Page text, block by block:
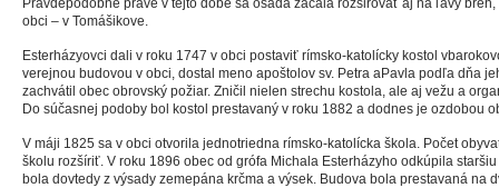
Pravdepodobne práve v tejto dobe sa osada začala rozširovať aj na ľavý
obci – v Tomášikove.
Esterházyovci dali v roku 1747 v obci postaviť rímsko-katolícky kostol
verejnou budovou v obci, dostal meno apoštolov sv. Petra aPavla podľa dňa
zachvátil obec obrovský požiar. Zničil nielen strechu kostola, ale aj vežu a
Do súčasnej podoby bol kostol prestavaný v roku 1882 a dodnes je ozdobou
V máji 1825 sa v obci otvorila jednotriedna rímsko-katolícka škola. Počet
školu rozšíriť. V roku 1896 obec od grófa Michala Esterházyho odkúpila
bola dovtedy z výsady zemepána krčma a výsek. Budova bola prestavaná na